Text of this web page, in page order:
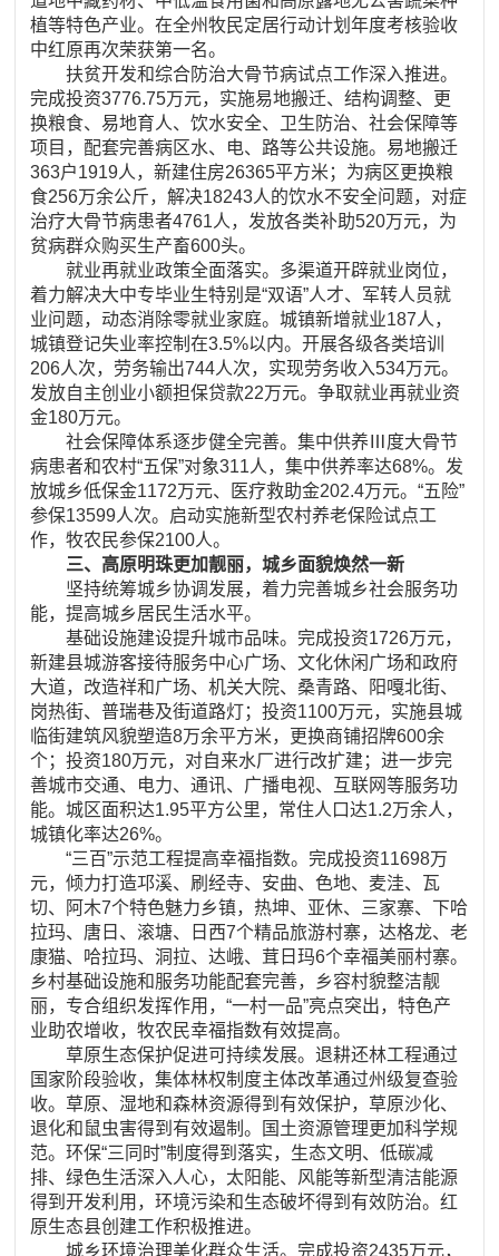
植等特色产业。在全州牧民定居行动计划年度考核验收
中红原再次荣获第一名。
扶贫开发和综合防治大骨节病试点工作深入推进。
完成投资3776.75万元，实施易地搬迁、结构调整、更
换粮食、易地育人、饮水安全、卫生防治、社会保障等
项目，配套完善病区水、电、路等公共设施。易地搬迁
363户1919人，新建住房26365平方米；为病区更换粮
食256万余公斤，解决18243人的饮水不安全问题，对症
治疗大骨节病患者4761人，发放各类补助520万元，为
贫病群众购买生产畜600头。
就业再就业政策全面落实。多渠道开辟就业岗位，
着力解决大中专毕业生特别是“双语”人才、军转人员就
业问题，动态消除零就业家庭。城镇新增就业187人，
城镇登记失业率控制在3.5%以内。开展各级各类培训
206人次，劳务输出744人次，实现劳务收入534万元。
发放自主创业小额担保贷款22万元。争取就业再就业资
金180万元。
社会保障体系逐步健全完善。集中供养Ⅲ度大骨节
病患者和农村“五保”对象311人，集中供养率达68%。发
放城乡低保金1172万元、医疗救助金202.4万元。“五险”
参保13599人次。启动实施新型农村养老保险试点工
作，牧农民参保2100人。
三、高原明珠更加靓丽，城乡面貌焕然一新
坚持统筹城乡协调发展，着力完善城乡社会服务功
能，提高城乡居民生活水平。
基础设施建设提升城市品味。完成投资1726万元，
新建县城游客接待服务中心广场、文化休闲广场和政府
大道，改造祥和广场、机关大院、桑青路、阳嘎北街、
岗热街、普瑞巷及街道路灯；投资1100万元，实施县城
临街建筑风貌塑造8万余平方米，更换商铺招牌600余
个；投资180万元，对自来水厂进行改扩建；进一步完
善城市交通、电力、通讯、广播电视、互联网等服务功
能。城区面积达1.95平方公里，常住人口达1.2万余人，
城镇化率达26%。
“三百”示范工程提高幸福指数。完成投资11698万
元，倾力打造邛溪、刷经寺、安曲、色地、麦洼、瓦
切、阿木7个特色魅力乡镇，热坤、亚休、三家寨、下哈
拉玛、唐日、滚塘、日西7个精品旅游村寨，达格龙、老
康猫、哈拉玛、洞拉、达峨、茸日玛6个幸福美丽村寨。
乡村基础设施和服务功能配套完善，乡容村貌整洁靓
丽，专合组织发挥作用，“一村一品”亮点突出，特色产
业助农增收，牧农民幸福指数有效提高。
草原生态保护促进可持续发展。退耕还林工程通过
国家阶段验收，集体林权制度主体改革通过州级复查验
收。草原、湿地和森林资源得到有效保护，草原沙化、
退化和鼠虫害得到有效遏制。国土资源管理更加科学规
范。环保“三同时”制度得到落实，生态文明、低碳减
排、绿色生活深入人心，太阳能、风能等新型清洁能源
得到开发利用，环境污染和生态破坏得到有效防治。红
原生态县创建工作积极推进。
城乡环境治理美化群众生活。完成投资2435万元，